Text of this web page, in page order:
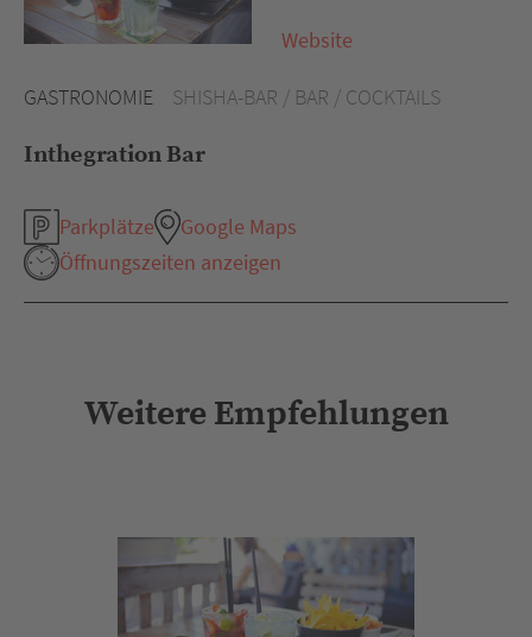
GASTRONOMIE SHISHA-BAR / BAR / COCKTAILS
Inthegration Bar
Parkplätze
Google Maps
Öffnungszeiten anzeigen
Website
Weitere Empfehlungen